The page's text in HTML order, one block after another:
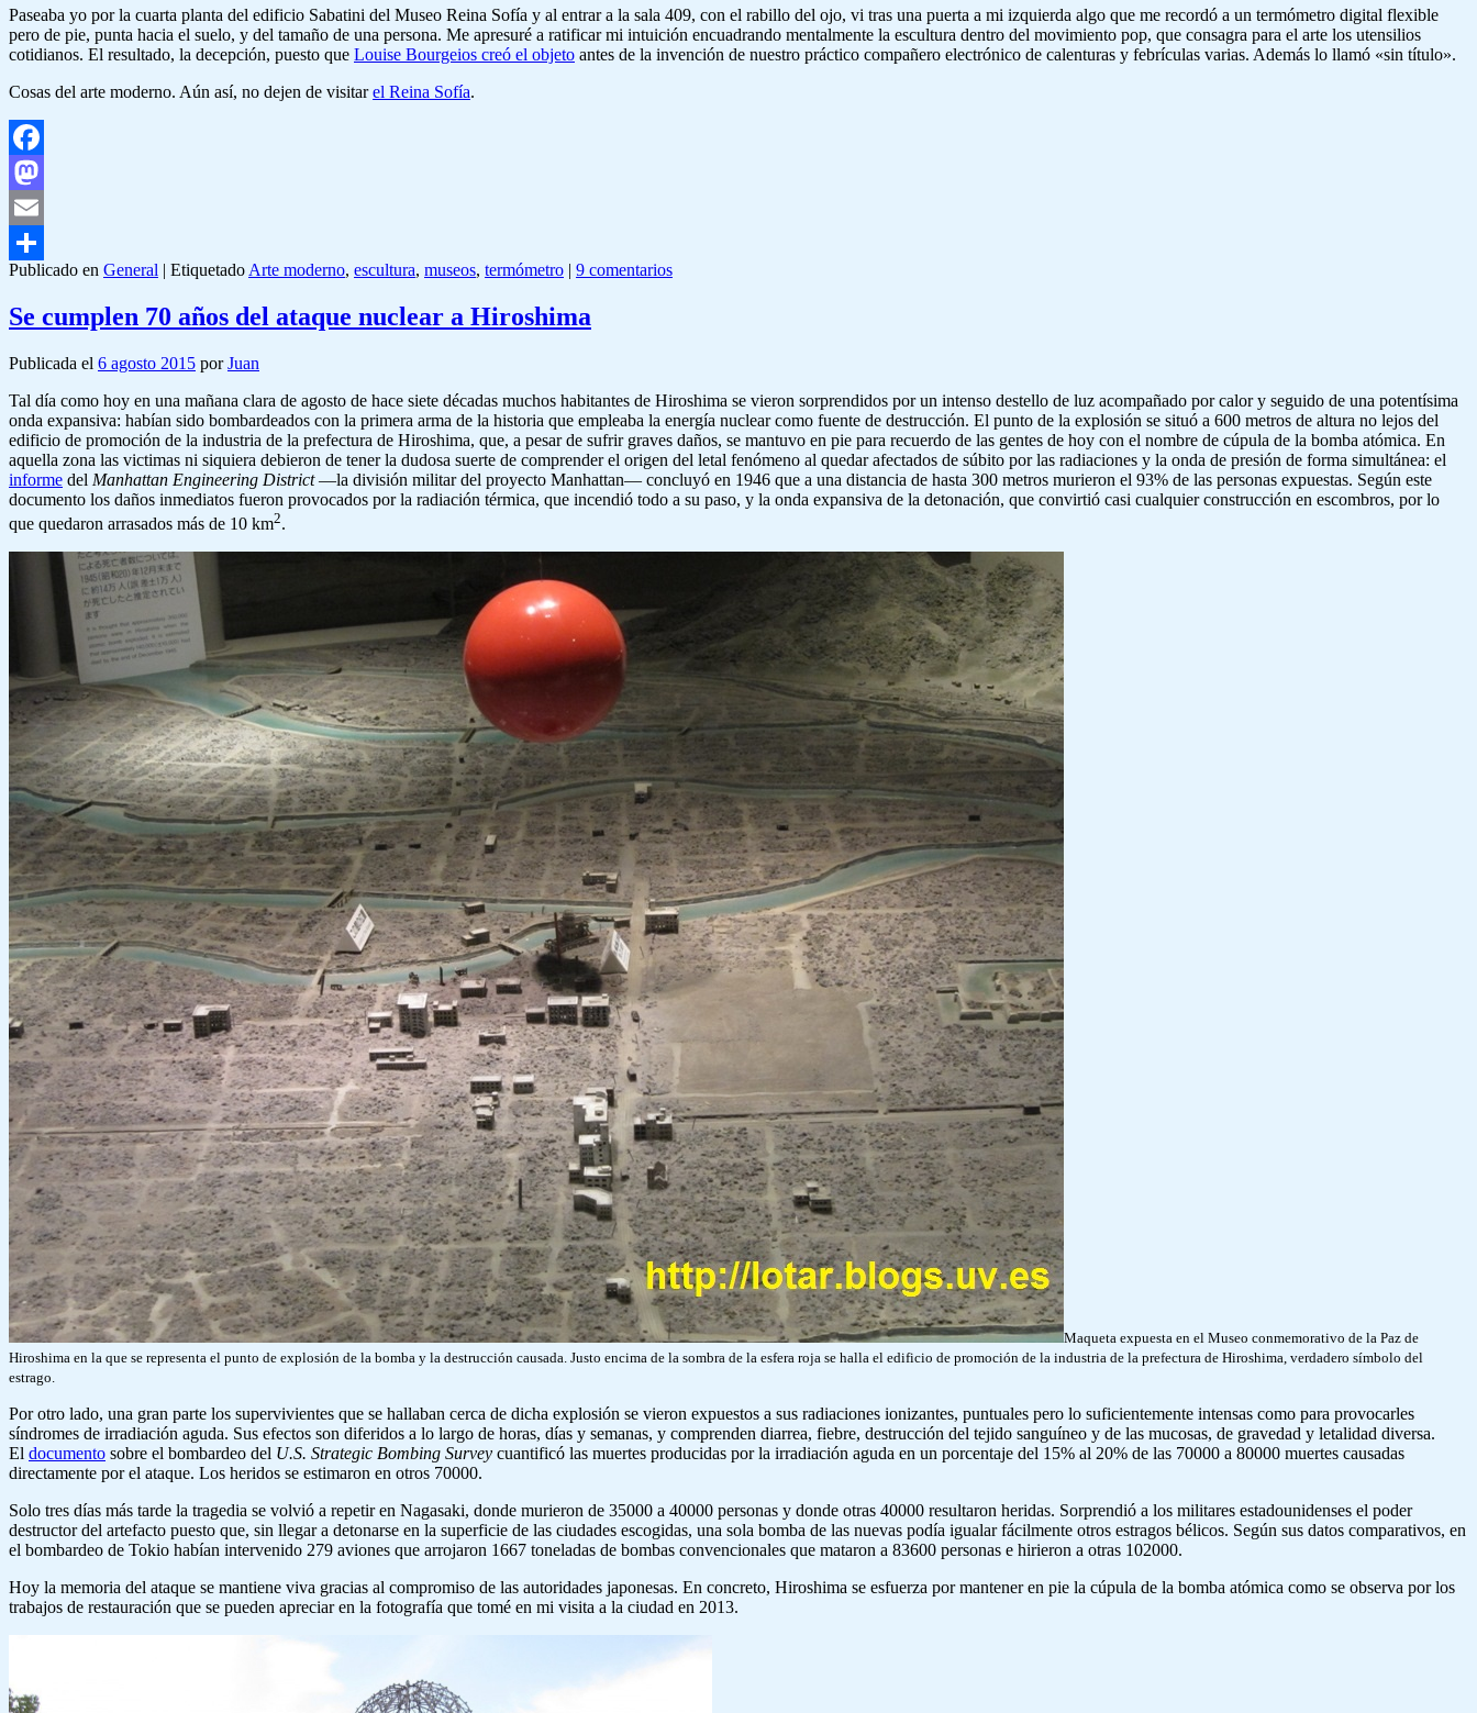
Paseaba yo por la cuarta planta del edificio Sabatini del Museo Reina Sofía y al entrar a la sala 409, con el rabillo del ojo, vi tras una puerta a mi izquierda algo que me recordó a un termómetro digital flexible
pero de pie, punta hacia el suelo, y del tamaño de una persona. Me apresuré a ratificar mi intuición encuadrando mentalmente la escultura dentro del movimiento pop, que consagra para el arte los utensilios
cotidianos. El resultado, la decepción, puesto que Louise Bourgeios creó el objeto antes de la invención de nuestro práctico compañero electrónico de calenturas y febrículas varias. Además lo llamó «sin título».
Cosas del arte moderno. Aún así, no dejen de visitarel Reina Sofía.
Facebook
Mastodon
Email
Compartir
Publicado en General | Etiquetado Arte moderno, escultura, museos, termómetro | 9 comentarios
Se cumplen 70 años del ataque nuclear a Hiroshima
Publicada el 6 agosto 2015 por Juan
Tal día como hoy en una mañana clara de agosto de hace siete décadas muchos habitantes de Hiroshima se vieron sorprendidos por un intenso destello de luz acompañado por calor y seguido de una potentísima
onda expansiva: habían sido bombardeados con la primera arma de la historia que empleaba la energía nuclear como fuente de destrucción. El punto de la explosión se situó a 600 metros de altura no lejos del
edificio de promoción de la industria de la prefectura de Hiroshima, que, a pesar de sufrir graves daños, se mantuvo en pie para recuerdo de las gentes de hoy con el nombre de cúpula de la bomba atómica. En
aquella zona las victimas ni siquiera debieron de tener la dudosa suerte de comprender el origen del letal fenómeno al quedar afectados de súbito por las radiaciones y la onda de presión de forma simultánea: el
informe del Manhattan Engineering District—la división militar del proyecto Manhattan— concluyó en 1946 que a una distancia de hasta 300 metros murieron el 93% de las personas expuestas. Según este
documento los daños inmediatos fueron provocados por la radiación térmica, que incendió todo a su paso, y la onda expansiva de la detonación, que convirtió casi cualquier construcción en escombros, por lo
que quedaron arrasados más de 10 km2.
Maqueta expuesta en el Museo conmemorativo de la Paz de
Hiroshima en la que se representa el punto de explosión de la bomba y la destrucción causada. Justo encima de la sombra de la esfera roja se halla el edificio de promoción de la industria de la prefectura de Hiroshima, verdadero símbolo del
estrago.
Por otro lado, una gran parte los supervivientes que se hallaban cerca de dicha explosión se vieron expuestos a sus radiaciones ionizantes, puntuales pero lo suficientemente intensas como para provocarles
síndromes de irradiación aguda. Sus efectos son diferidos a lo largo de horas, días y semanas, y comprenden diarrea, fiebre, destrucción del tejido sanguíneo y de las mucosas, de gravedad y letalidad diversa.
El documento sobre el bombardeo del U.S. Strategic Bombing Survey cuantificó las muertes producidas por la irradiación aguda en un porcentaje del 15% al 20% de las 70000 a 80000 muertes causadas
directamente por el ataque. Los heridos se estimaron en otros 70000.
Solo tres días más tarde la tragedia se volvió a repetir en Nagasaki, donde murieron de 35000 a 40000 personas y donde otras 40000 resultaron heridas. Sorprendió a los militares estadounidenses el poder
destructor del artefacto puesto que, sin llegar a detonarse en la superficie de las ciudades escogidas, una sola bomba de las nuevas podía igualar fácilmente otros estragos bélicos. Según sus datos comparativos, en
el bombardeo de Tokio habían intervenido 279 aviones que arrojaron 1667 toneladas de bombas convencionales que mataron a 83600 personas e hirieron a otras 102000.
Hoy la memoria del ataque se mantiene viva gracias al compromiso de las autoridades japonesas. En concreto, Hiroshima se esfuerza por mantener en pie la cúpula de la bomba atómica como se observa por los
trabajos de restauración que se pueden apreciar en la fotografía que tomé en mi visita a la ciudad en 2013.